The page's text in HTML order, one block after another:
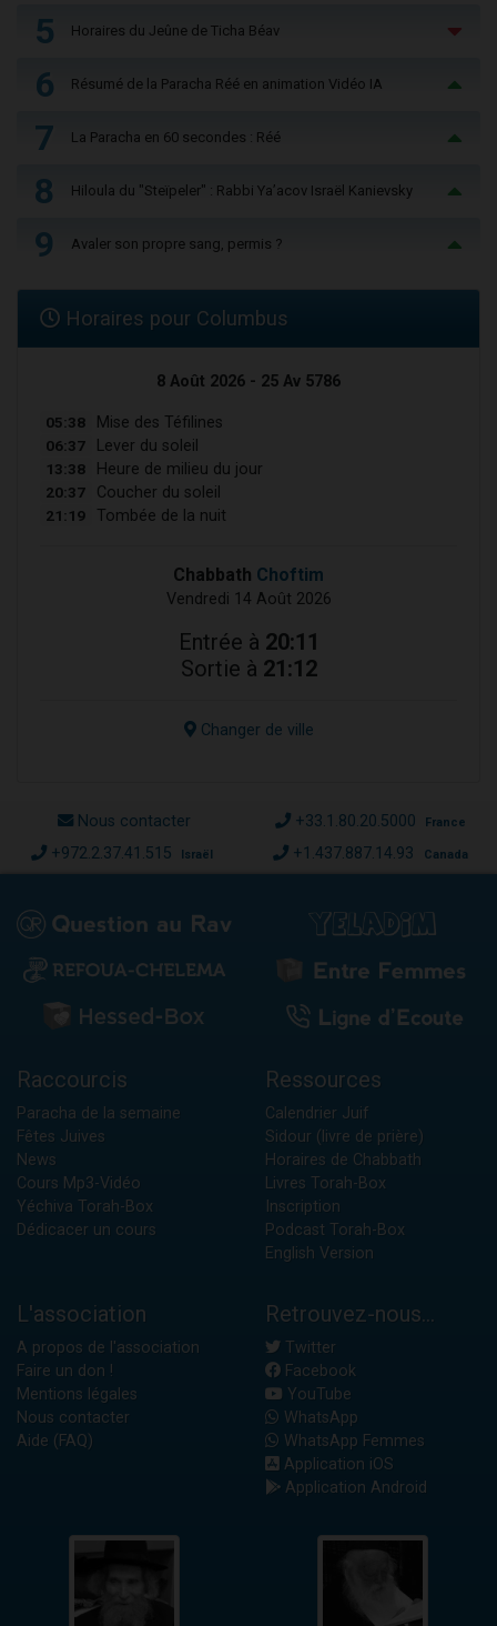
5 Horaires du Jeûne de Ticha Béav
6 Résumé de la Paracha Réé en animation Vidéo IA
7 La Paracha en 60 secondes : Réé
8 Hiloula du "Steïpeler" : Rabbi Ya’acov Israël Kanievsky
9 Avaler son propre sang, permis ?
Horaires pour Columbus
8 Août 2026 - 25 Av 5786
05:38 Mise des Téfilines
06:37 Lever du soleil
13:38 Heure de milieu du jour
20:37 Coucher du soleil
21:19 Tombée de la nuit
Chabbath Choftim
Vendredi 14 Août 2026
Entrée à 20:11
Sortie à 21:12
Changer de ville
Nous contacter +33.1.80.20.5000 France
+972.2.37.41.515 Israël +1.437.887.14.93 Canada
Raccourcis
Paracha de la semaine
Fêtes Juives
News
Cours Mp3-Vidéo
Yéchiva Torah-Box
Dédicacer un cours
Ressources
Calendrier Juif
Sidour (livre de prière)
Horaires de Chabbath
Livres Torah-Box
Inscription
Podcast Torah-Box
English Version
L'association
A propos de l'association
Faire un don !
Mentions légales
Nous contacter
Aide (FAQ)
Retrouvez-nous...
Twitter
Facebook
YouTube
WhatsApp
WhatsApp Femmes
Application iOS
Application Android